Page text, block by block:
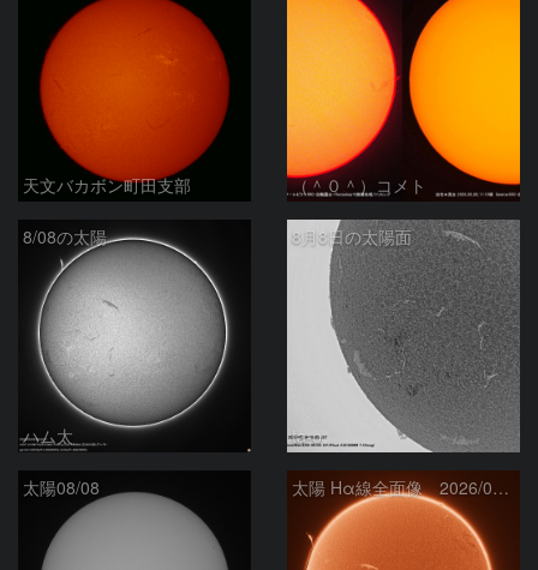
天文バカボン町田支部 （＾０＾）コメト
8/08の太陽
ハム太
8月8日の太陽面
ta-o
太陽08/08 太陽 Hα線全面像 2026/08/08